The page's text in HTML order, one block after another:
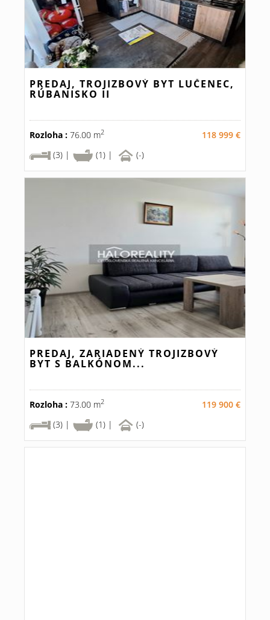
PREDAJ, TROJIZBOVÝ BYT LUČENEC,
RÚBANISKO II
Rozloha : 76.00 m2
118 999 €
(3) |
(1) | (-)
PREDAJ, ZARIADENÝ TROJIZBOVÝ
BYT S BALKÓNOM...
Rozloha : 73.00 m2
119 900 €
(3) |
(1) | (-)